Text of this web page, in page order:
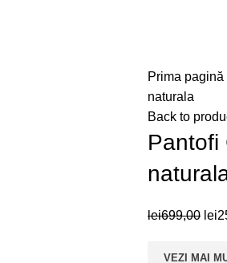
Prima pagină
naturala
Back to
Pantofi
lei699,00
a
lei
VEZI MAI